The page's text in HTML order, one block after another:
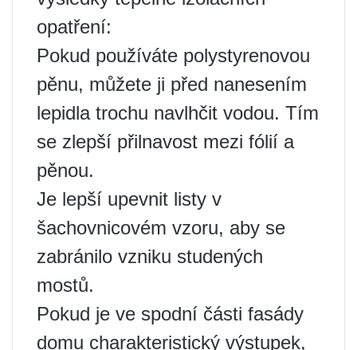
opatření:
Pokud používáte polystyrenovou
pěnu, můžete ji před nanesením
lepidla trochu navlhčit vodou. Tím
se zlepší přilnavost mezi fólií a
pěnou.
Je lepší upevnit listy v
šachovnicovém vzoru, aby se
zabránilo vzniku studených
mostů.
Pokud je ve spodní části fasády
domu charakteristický výstupek,